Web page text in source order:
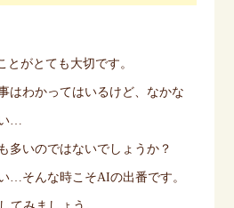
とがとても大切です。
はわかってはいるけど、なかな
…
多いのではないでしょうか？
…そんな時こそAIの出番です。